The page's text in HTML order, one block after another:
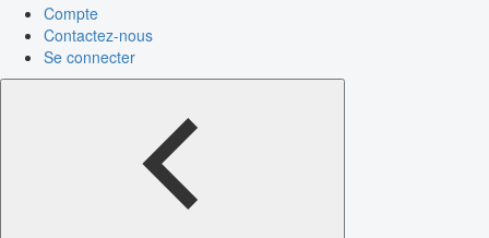
Compte
Contactez-nous
Se connecter